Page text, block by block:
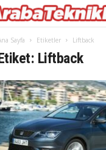
Sayfa Etiketler Liftback
Liftback